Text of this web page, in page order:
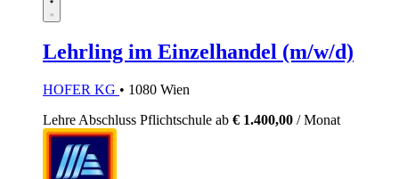
Lehrling im Einzelhandel (m/w/d)
HOFER KG • 1080 Wien
Lehre Abschluss Pflichtschule ab € 1.400,00 / Monat